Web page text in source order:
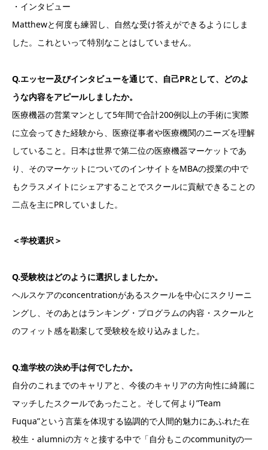
・インタビュー
Matthewと何度も練習し、自然な受け答えができるようにしま
した。これといって特別なことはしていません。
Q.エッセー及びインタビューを通じて、自己PRとして、どのよ
うな内容をアピールしましたか。
医療機器の営業マンとして5年間で合計200例以上の手術に実際
に立会ってきた経験から、医療従事者や医療機関のニーズを理解
していること。日本は世界で第二位の医療機器マーケットであ
り、そのマーケットについてのインサイトをMBAの授業の中で
もクラスメイトにシェアすることでスクールに貢献できることの
二点を主にPRしていました。
＜学校選択＞
Q.受験校はどのように選択しましたか。
ヘルスケアのconcentrationがあるスクールを中心にスクリーニ
ングし、そのあとはランキング・プログラムの内容・スクールと
のフィット感を勘案して受験校を絞り込みました。
Q.進学校の決め手は何でしたか。
自分のこれまでのキャリアと、今後のキャリアの方向性に綺麗に
マッチしたスクールであったこと。そして何より”Team
Fuqua”という言葉を体現する協調的で人間的魅力にあふれた在
校生・alumniの方々と接する中で「自分もこのcommunityの一